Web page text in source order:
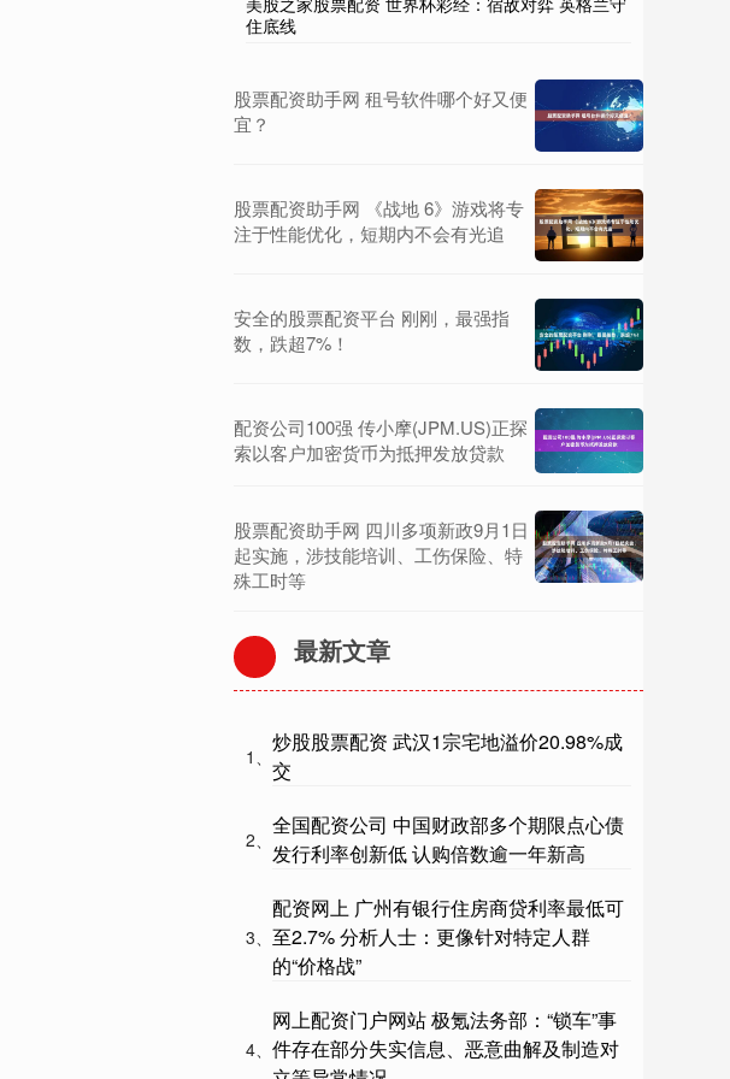
住底线
股票配资助手网 租号软件哪个好又便
宜？
股票配资助手网 《战地 6》游戏将专
注于性能优化，短期内不会有光追
安全的股票配资平台 刚刚，最强指
数，跌超7%！
配资公司100强 传小摩(JPM.US)正探
索以客户加密货币为抵押发放贷款
股票配资助手网 四川多项新政9月1日
起实施，涉技能培训、工伤保险、特
殊工时等
最新文章
1、
炒股股票配资 武汉1宗宅地溢价20.98%成
交
2、
全国配资公司 中国财政部多个期限点心债
发行利率创新低 认购倍数逾一年新高
3、
配资网上 广州有银行住房商贷利率最低可
至2.7% 分析人士：更像针对特定人群
的“价格战”
4、
网上配资门户网站 极氪法务部：“锁车”事
件存在部分失实信息、恶意曲解及制造对